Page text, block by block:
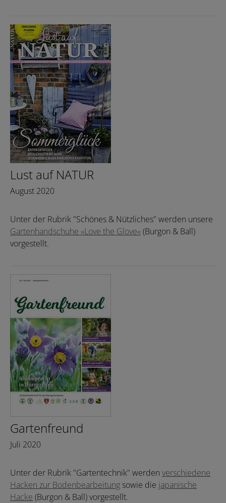
Lust auf NATUR
August 2020
Unter der Rubrik "Schönes & Nützliches" werden unsere
Gartenhandschuhe »Love the Glove« (Burgon & Ball)
vorgestellt.
Gartenfreund
Juli 2020
Unter der Rubrik "Gartentechnik" werden verschiedene
Hacken zur Bodenbearbeitung sowie die japanische
Hacke (Burgon & Ball) vorgestellt.